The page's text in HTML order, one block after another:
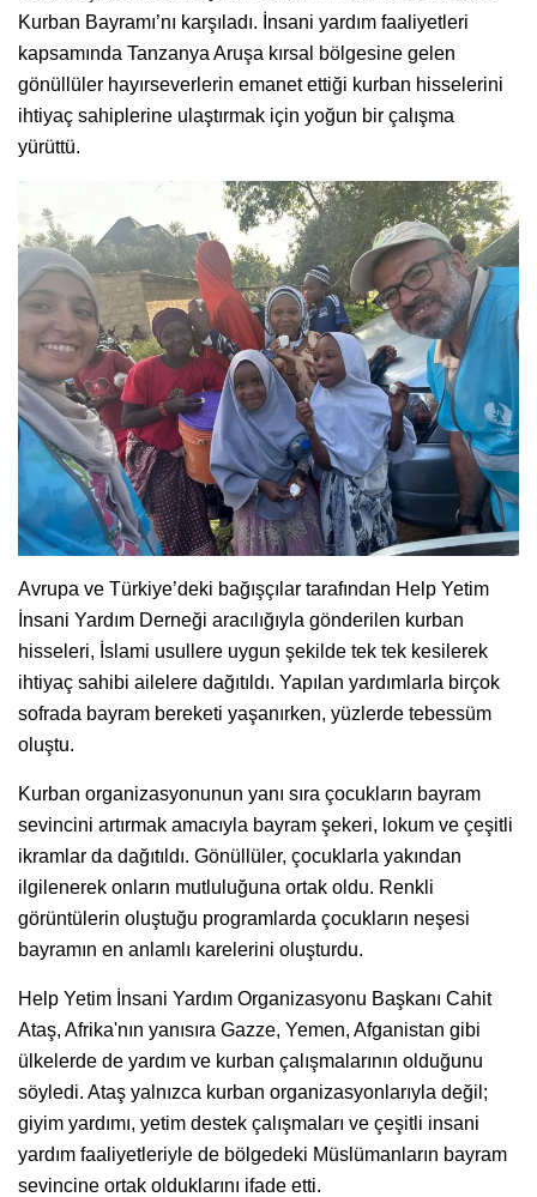
Kurban Bayramı’nı karşıladı. İnsani yardım faaliyetleri
kapsamında Tanzanya Aruşa kırsal bölgesine gelen
gönüllüler hayırseverlerin emanet ettiği kurban hisselerini
ihtiyaç sahiplerine ulaştırmak için yoğun bir çalışma
yürüttü.
Avrupa ve Türkiye’deki bağışçılar tarafından Help Yetim
İnsani Yardım Derneği aracılığıyla gönderilen kurban
hisseleri, İslami usullere uygun şekilde tek tek kesilerek
ihtiyaç sahibi ailelere dağıtıldı. Yapılan yardımlarla birçok
sofrada bayram bereketi yaşanırken, yüzlerde tebessüm
oluştu.
Kurban organizasyonunun yanı sıra çocukların bayram
sevincini artırmak amacıyla bayram şekeri, lokum ve çeşitli
ikramlar da dağıtıldı. Gönüllüler, çocuklarla yakından
ilgilenerek onların mutluluğuna ortak oldu. Renkli
görüntülerin oluştuğu programlarda çocukların neşesi
bayramın en anlamlı karelerini oluşturdu.
Help Yetim İnsani Yardım Organizasyonu Başkanı Cahit
Ataş, Afrika'nın yanısıra Gazze, Yemen, Afganistan gibi
ülkelerde de yardım ve kurban çalışmalarının olduğunu
söyledi. Ataş yalnızca kurban organizasyonlarıyla değil;
giyim yardımı, yetim destek çalışmaları ve çeşitli insani
yardım faaliyetleriyle de bölgedeki Müslümanların bayram
sevincine ortak olduklarını ifade etti.